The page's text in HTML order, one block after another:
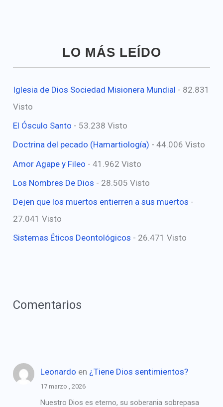
LO MÁS LEÍDO
Iglesia de Dios Sociedad Misionera Mundial - 82.831
Visto
El Ósculo Santo - 53.238 Visto
Doctrina del pecado (Hamartiología) - 44.006 Visto
Amor Agape y Fileo - 41.962 Visto
Los Nombres De Dios - 28.505 Visto
Dejen que los muertos entierren a sus muertos -
27.041 Visto
Sistemas Éticos Deontológicos - 26.471 Visto
Comentarios
Leonardo en ¿Tiene Dios sentimientos?
17 marzo , 2026
Nuestro Dios es eterno, su soberania sobrepasa